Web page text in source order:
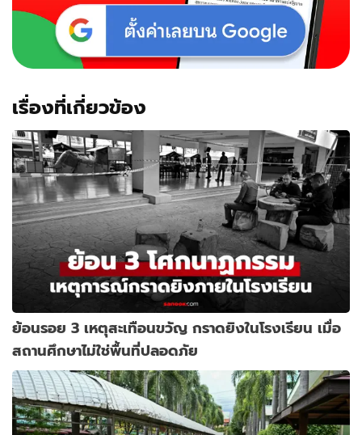
เรื่องที่เกี่ยวข้อง
ย้อนรอย 3 เหตุสะเทือนขวัญ กราดยิงในโรงเรียน เมื่อ
สถานศึกษาไม่ใช่พื้นที่ปลอดภัย